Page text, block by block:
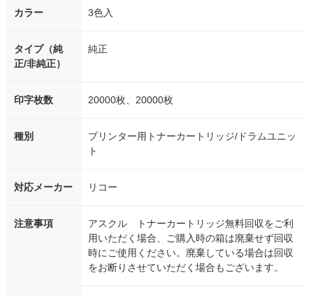
カラー 3色入
タイプ（純
正/非純正）
純正
印字枚数 20000枚、20000枚
種別
プリンター用トナーカートリッジ/ドラムユニッ
ト
対応メーカー リコー
注意事項
アスクル トナーカートリッジ無料回収をご利
用いただく場合、ご購入時の箱は廃棄せず回収
時にご使用ください。廃棄している場合は回収
をお断りさせていただく場合もございます。